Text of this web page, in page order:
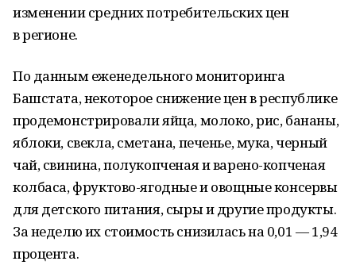
изменении средних потребительских цен
в регионе.
По данным еженедельного мониторинга
Башстата, некоторое снижение цен в республике
продемонстрировали яйца, молоко, рис, бананы,
яблоки, свекла, сметана, печенье, мука, черный
чай, свинина, полукопченая и варено-копченая
колбаса, фруктово-ягодные и овощные консервы
для детского питания, сыры и другие продукты.
За неделю их стоимость снизилась на 0,01 — 1,94
процента.